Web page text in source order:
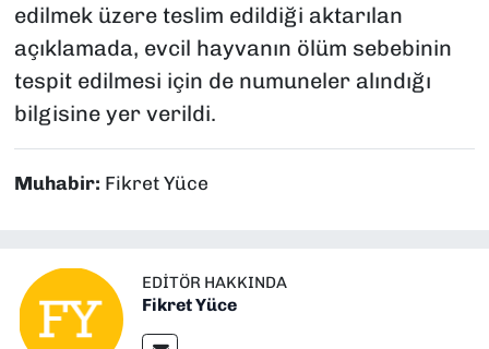
edilmek üzere teslim edildiği aktarılan
açıklamada, evcil hayvanın ölüm sebebinin
tespit edilmesi için de numuneler alındığı
bilgisine yer verildi.
Muhabir: Fikret Yüce
EDITÖR HAKKINDA
Fikret Yüce